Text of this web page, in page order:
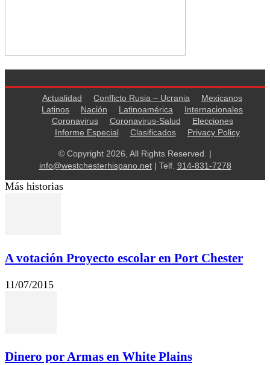
Actualidad Conflicto Rusia – Ucrania
Mexicanos
Latinos
Nación Latinoamérica
Internacionales
Coronavirus
Coronavirus-Salud
Elecciones
Informe Especial
Clasificados Privacy Policy
© Copyright 2026, All Rights Reserved. |
info@westchesterhispano.net| Telf. 914-831-7278
Más historias
A votación Proyecto escolar en Port Chester
11/07/2015
Dinero por Armas en White Plains